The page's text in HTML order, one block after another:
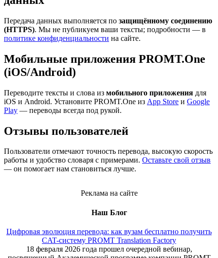
Передача данных выполняется по защищённому соединению
(HTTPS). Мы не публикуем ваши тексты; подробности — в
политике конфиденциальности на сайте.
Мобильные приложения PROMT.One
(iOS/Android)
Переводите тексты и слова из мобильного приложения для
iOS и Android. Установите PROMT.One из App Store и Google
Play — переводы всегда под рукой.
Отзывы пользователей
Пользователи отмечают точность перевода, высокую скорость
работы и удобство словаря с примерами. Оставьте свой отзыв
— он помогает нам становиться лучше.
Реклама на сайте
Наш Блог
Цифровая эволюция перевода: как вузам бесплатно получить
CAT-систему PROMT Translation Factory
18 февраля 2026 года прошел очередной вебинар,